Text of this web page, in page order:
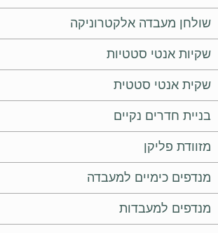
שולחן מעבדה אלקטרוניקה
שקיות אנטי סטטיות
שקית אנטי סטטית
בניית חדרים נקיים
מזוודת פליקן
מנדפים כימיים למעבדה
מנדפים למעבדות